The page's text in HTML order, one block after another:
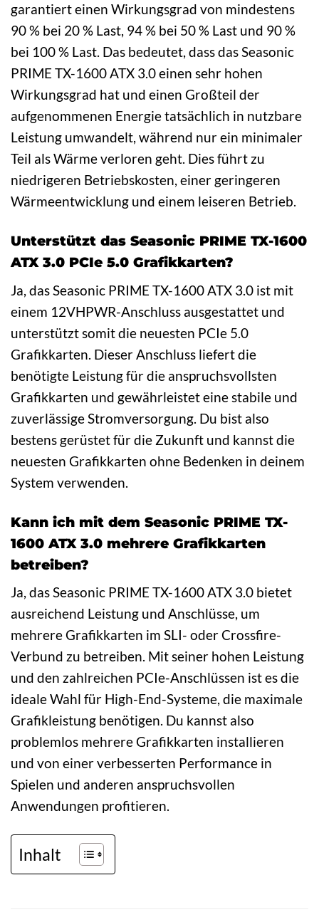
garantiert einen Wirkungsgrad von mindestens
90 % bei 20 % Last, 94 % bei 50 % Last und 90 %
bei 100 % Last. Das bedeutet, dass das Seasonic
PRIME TX-1600 ATX 3.0 einen sehr hohen
Wirkungsgrad hat und einen Großteil der
aufgenommenen Energie tatsächlich in nutzbare
Leistung umwandelt, während nur ein minimaler
Teil als Wärme verloren geht. Dies führt zu
niedrigeren Betriebskosten, einer geringeren
Wärmeentwicklung und einem leiseren Betrieb.
Unterstützt das Seasonic PRIME TX-1600
ATX 3.0 PCIe 5.0 Grafikkarten?
Ja, das Seasonic PRIME TX-1600 ATX 3.0 ist mit
einem 12VHPWR-Anschluss ausgestattet und
unterstützt somit die neuesten PCIe 5.0
Grafikkarten. Dieser Anschluss liefert die
benötigte Leistung für die anspruchsvollsten
Grafikkarten und gewährleistet eine stabile und
zuverlässige Stromversorgung. Du bist also
bestens gerüstet für die Zukunft und kannst die
neuesten Grafikkarten ohne Bedenken in deinem
System verwenden.
Kann ich mit dem Seasonic PRIME TX-
1600 ATX 3.0 mehrere Grafikkarten
betreiben?
Ja, das Seasonic PRIME TX-1600 ATX 3.0 bietet
ausreichend Leistung und Anschlüsse, um
mehrere Grafikkarten im SLI- oder Crossfire-
Verbund zu betreiben. Mit seiner hohen Leistung
und den zahlreichen PCIe-Anschlüssen ist es die
ideale Wahl für High-End-Systeme, die maximale
Grafikleistung benötigen. Du kannst also
problemlos mehrere Grafikkarten installieren
und von einer verbesserten Performance in
Spielen und anderen anspruchsvollen
Anwendungen profitieren.
Inhalt